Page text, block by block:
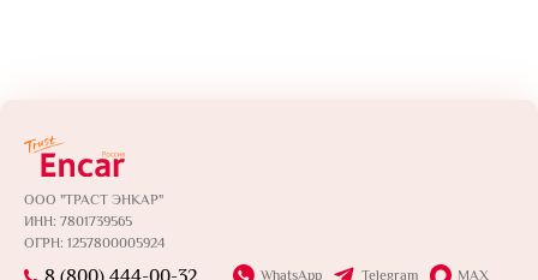
ООО "ТРАСТ ЭНКАР"
ИНН: 7801739565
ОГРН: 1257800005924
WhatsApp Telegram MAX